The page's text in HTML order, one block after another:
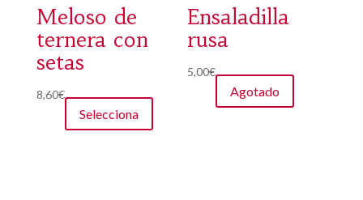
Meloso de
ternera con
setas
8,60€
Selecciona
Ensaladilla
rusa
5,00€
Agotado